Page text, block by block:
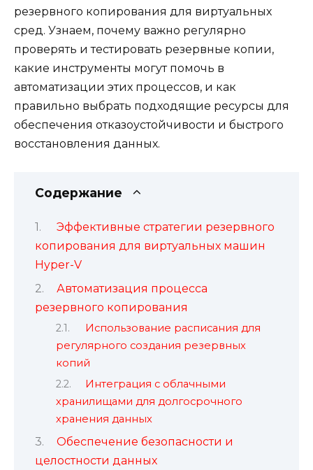
резервного копирования для виртуальных
сред. Узнаем, почему важно регулярно
проверять и тестировать резервные копии,
какие инструменты могут помочь в
автоматизации этих процессов, и как
правильно выбрать подходящие ресурсы для
обеспечения отказоустойчивости и быстрого
восстановления данных.
Содержание
Эффективные стратегии резервного
копирования для виртуальных машин
Hyper-V
Автоматизация процесса
резервного копирования
Использование расписания для
регулярного создания резервных
копий
Интеграция с облачными
хранилищами для долгосрочного
хранения данных
Обеспечение безопасности и
целостности данных